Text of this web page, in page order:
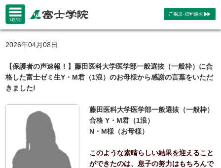
2026年04月08日
【保護者の声速報！】藤田医科大学医学部一般選抜（一般枠）に合
格した富士ゼミ生Y・M君（1浪）のお母様から感謝の言葉をいただ
きました!
藤田医科大学医学部一般選抜（一般枠）
合格 Y・M君（1浪）
N・M様（お母様）
このような素晴らしい結果を迎えること
ができたのは、息子の努力はもちろんで